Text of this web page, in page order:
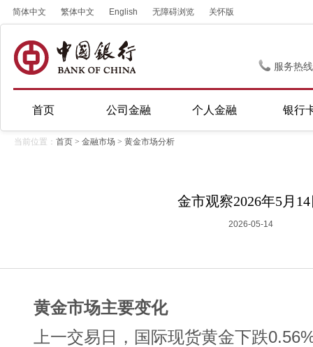
简体中文 繁体中文 English 无障碍浏览 关怀版
服务热
首页 公司金融 个人金融 银行
当前位置： 首页 > 金融市场 > 黄金市场分析
金市观察2026年5月
2026-05-14
黄金市场主要变化
上一交易日，国际现货黄金下跌